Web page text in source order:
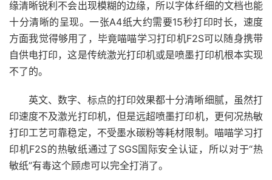
缘清晰锐利不会出现模糊的边缘，所以字体纤细的文档也能
十分清晰的呈现。一张A4纸大约需要15秒打印时长，速度
方面我觉得够用了，毕竟喵喵学习打印机F2S可以随身携带
自供电打印，这是传统激光打印机或是喷墨打印机根本实现
不了的。
英文、数字、标点的打印效果都十分清晰细腻，虽然打
印速度不及激光打印机，但是远超喷墨打印机，更何况热敏
打印工艺可靠稳定，不受墨水碳粉等耗材限制。喵喵学习打
印机F2S的热敏纸通过了SGS国际安全认证，所以对于“热
敏纸”有毒这个顾虑可以完全打消了。